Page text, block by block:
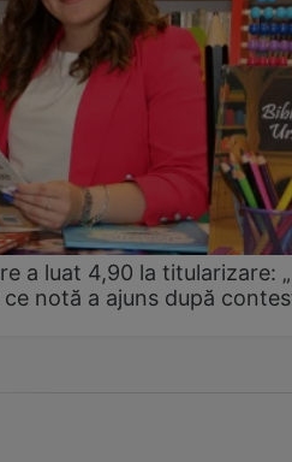
a luat 4,90 la titularizare:
notă a ajuns după